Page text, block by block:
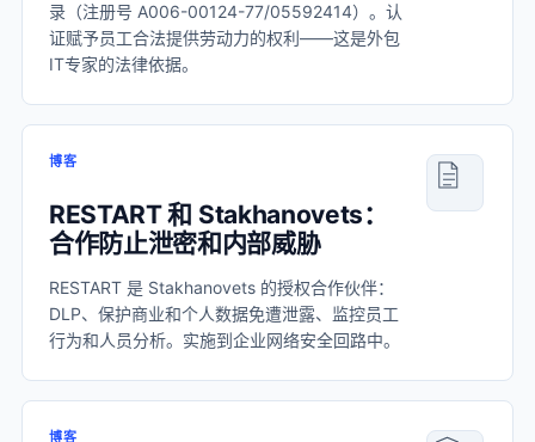
录（注册号 A006-00124-77/05592414）。认
证赋予员工合法提供劳动力的权利——这是外包
IT专家的法律依据。
博客
RESTART 和 Stakhanovets：
合作防止泄密和内部威胁
RESTART 是 Stakhanovets 的授权合作伙伴：
DLP、保护商业和个人数据免遭泄露、监控员工
行为和人员分析。实施到企业网络安全回路中。
博客